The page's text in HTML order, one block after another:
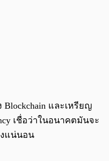
และเหรียญ
เชื่อว่าในอนาคตมันจะ
แน่นอน